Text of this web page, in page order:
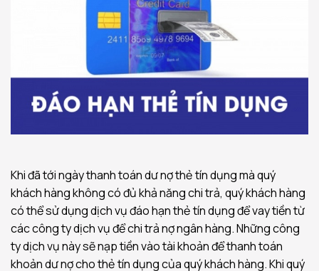
Khi đã tới ngày thanh toán dư nợ thẻ tín dụng mà quý
khách hàng không có đủ khả năng chi trả, quý khách hàng
có thể sử dụng dịch vụ đáo hạn thẻ tín dụng để vay tiền từ
các công ty dịch vụ để chi trả nợ ngân hàng. Những công
ty dịch vụ này sẽ nạp tiền vào tài khoản để thanh toán
khoản dư nợ cho thẻ tín dụng của quý khách hàng. Khi quý